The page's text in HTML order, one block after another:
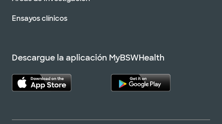
Ensayos clínicos
Descargue la aplicación MyBSWHealth